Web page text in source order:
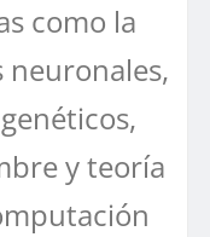
como la
neuronales,
y teoría